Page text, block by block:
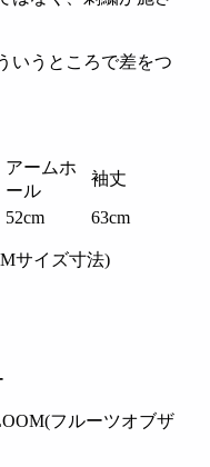
いうところで差をつ
アームホ
ール
袖丈
52cm 63cm
サイズ寸法)
フルーツオブザ